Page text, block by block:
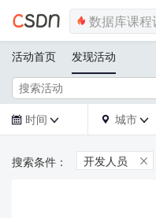
活动首页 发现活动
 时间   城市 
开发人员 